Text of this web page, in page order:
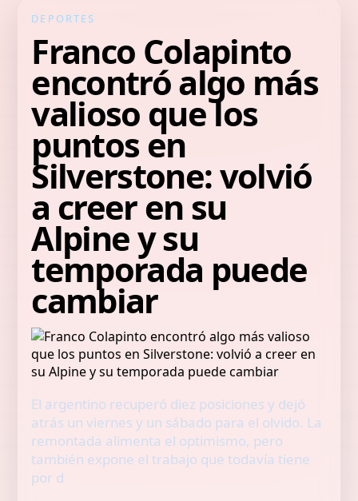
DEPORTES
Franco Colapinto
encontró algo más
valioso que los
puntos en
Silverstone: volvió
a creer en su
Alpine y su
temporada puede
cambiar
El argentino recuperó diez posiciones y dejó
atrás un viernes y un sábado para el olvido. La
remontada alimenta el optimismo, pero
también expone el trabajo que todavía tiene
por d